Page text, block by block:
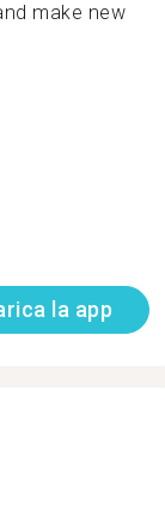
make new
la app